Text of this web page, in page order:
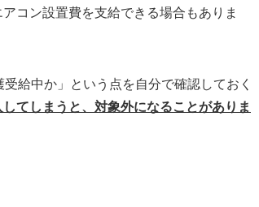
コン設置費を支給できる場合もありま
給中か」という点を自分で確認しておく
てしまうと、対象外になることがありま